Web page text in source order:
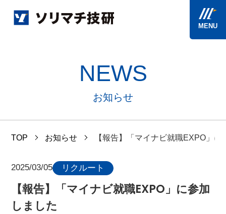
MENU
NEWS
お知らせ
TOP お知らせ 【報告】「マイナビ就職EXPO」に
2025/03/05 リクルート
【報告】「マイナビ就職EXPO」に参加
しました